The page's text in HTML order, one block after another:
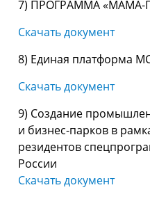
7) ПРОГРАММА
Скачать документ
8) Единая платформа
Скачать документ
9) Создание
и бизнес-парков в
резидентов
России
Скачать документ